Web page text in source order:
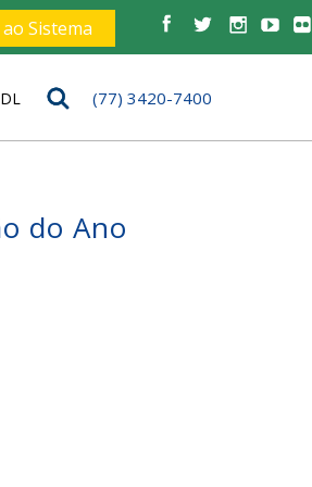
Sistema
s (77) 3420-7400
do Ano